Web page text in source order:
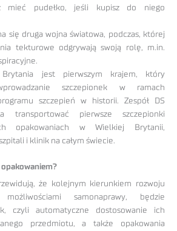
mieć pudełko, jeśli kupisz do niego
się druga wojna światowa, podczas, której
tekturowe odgrywają swoją rolę, m.in.
jest pierwszym krajem, który
szczepionek w ramach
szczepień w historii. Zespół DS
transportować pierwsze szczepionki
opakowaniach w Wielkiej Brytanii,
i klinik na całym świecie.
że kolejnym kierunkiem rozwoju
samonaprawy, będzie
czyli automatyczne dostosowanie ich
przedmiotu, a także opakowania